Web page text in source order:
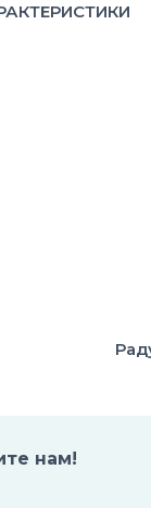
нам!